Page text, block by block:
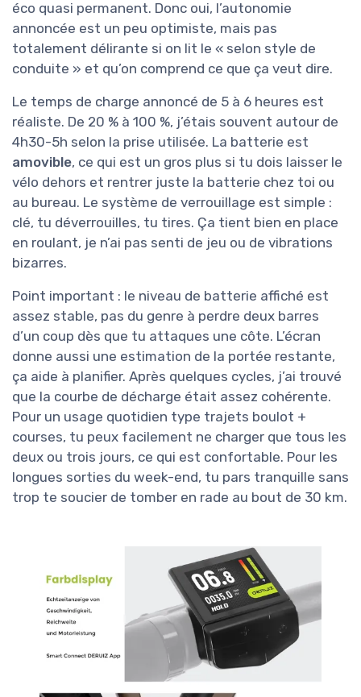
éco quasi permanent. Donc oui, l’autonomie
annoncée est un peu optimiste, mais pas
totalement délirante si on lit le « selon style de
conduite » et qu’on comprend ce que ça veut dire.
Le temps de charge annoncé de 5 à 6 heures est
réaliste. De 20 % à 100 %, j’étais souvent autour de
4h30-5h selon la prise utilisée. La batterie est
amovible, ce qui est un gros plus si tu dois laisser le
vélo dehors et rentrer juste la batterie chez toi ou
au bureau. Le système de verrouillage est simple :
clé, tu déverrouilles, tu tires. Ça tient bien en place
en roulant, je n’ai pas senti de jeu ou de vibrations
bizarres.
Point important : le niveau de batterie affiché est
assez stable, pas du genre à perdre deux barres
d’un coup dès que tu attaques une côte. L’écran
donne aussi une estimation de la portée restante,
ça aide à planifier. Après quelques cycles, j’ai trouvé
que la courbe de décharge était assez cohérente.
Pour un usage quotidien type trajets boulot +
courses, tu peux facilement ne charger que tous les
deux ou trois jours, ce qui est confortable. Pour les
longues sorties du week-end, tu pars tranquille sans
trop te soucier de tomber en rade au bout de 30 km.